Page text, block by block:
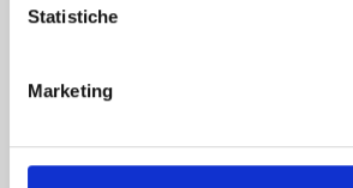
Statistiche
Marketing